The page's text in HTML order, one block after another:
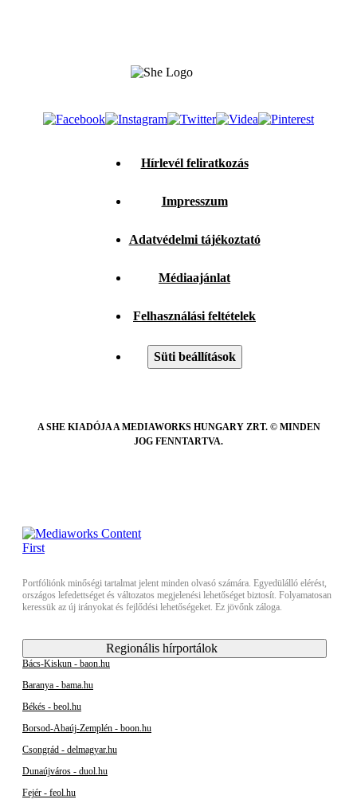
Hírlevél feliratkozás
Impresszum
Adatvédelmi tájékoztató
Médiaajánlat
Felhasználási feltételek
Süti beállítások
A SHE KIADÓJA A MEDIAWORKS HUNGARY ZRT. © MINDEN
JOG FENNTARTVA.
Portfóliónk minőségi tartalmat jelent minden olvasó számára. Egyedülálló elérést,
országos lefedettséget és változatos megjelenési lehetőséget biztosít. Folyamatosan
keressük az új irányokat és fejlődési lehetőségeket. Ez jövőnk záloga.
Regionális hírportálok
Bács-Kiskun - baon.hu
Baranya - bama.hu
Békés - beol.hu
Borsod-Abaúj-Zemplén - boon.hu
Csongrád - delmagyar.hu
Dunaújváros - duol.hu
Fejér - feol.hu